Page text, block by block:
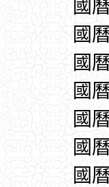
國
國
國
國
國
國
國